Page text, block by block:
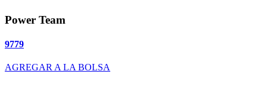
Power Team
9779
AGREGAR A LA BOLSA